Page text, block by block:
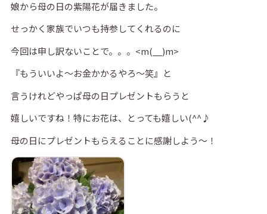
娘から母の日の紫陽花が届きました。
せっかく家族でいつも持参してくれるのに
今回は申し訳ないことで。。。<m(__)m>
『もういいよ～お金かかるやろ～笑』と
言うけれどやっぱ母の日プレゼントもらうと
嬉しいですね！特にお花は、とっても嬉しい(^^♪
母の日にプレゼントもらえることに感謝しよう～！